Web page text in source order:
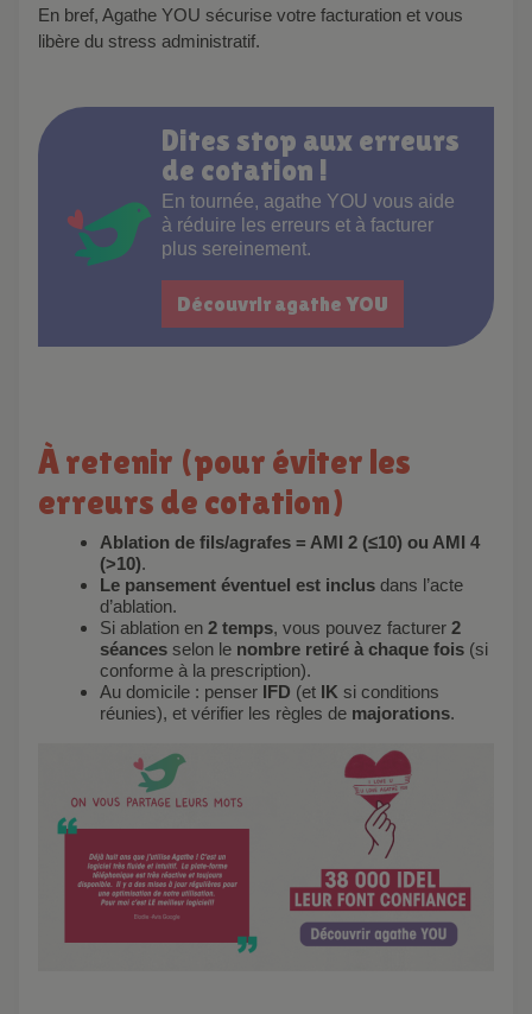
En bref, Agathe YOU sécurise votre facturation et vous
libère du stress administratif.
Dites stop aux erreurs
de cotation !
En tournée, agathe YOU vous aide
à réduire les erreurs et à facturer
plus sereinement.
Découvrir agathe YOU
À retenir (pour éviter les
erreurs de cotation)
Ablation de fils/agrafes = AMI 2 (≤10) ou AMI 4
(>10).
Le pansement éventuel est inclus dans l’acte
d’ablation.
Si ablation en 2 temps, vous pouvez facturer 2
séances selon le nombre retiré à chaque fois (si
conforme à la prescription).
Au domicile : penser IFD (et IK si conditions
réunies), et vérifier les règles de majorations.